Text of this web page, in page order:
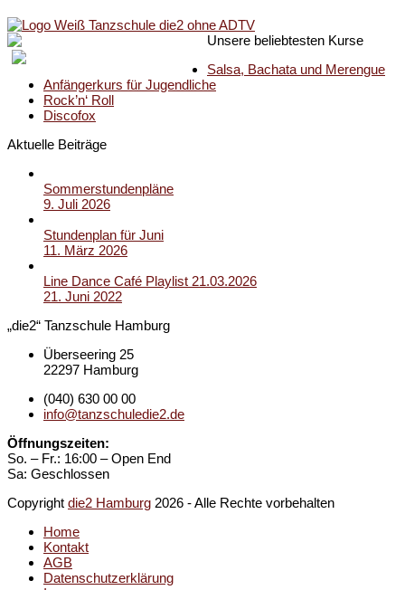
Unsere beliebtesten Kurse
Salsa, Bachata und Merengue
Anfängerkurs für Jugendliche
Rock’n‘ Roll
Discofox
Aktuelle Beiträge
Sommerstundenpläne
9. Juli 2026
Stundenplan für Juni
11. März 2026
Line Dance Café Playlist 21.03.2026
21. Juni 2022
„die2“ Tanzschule Hamburg
Überseering 25
22297 Hamburg
(040) 630 00 00
info@tanzschuledie2.de
Öffnungszeiten:
So. – Fr.: 16:00 – Open End
Sa: Geschlossen
Copyright die2 Hamburg 2026 - Alle Rechte vorbehalten
Home
Kontakt
AGB
Datenschutzerklärung